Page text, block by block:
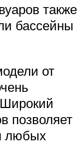
также
бассейны
от
позволяет
любых